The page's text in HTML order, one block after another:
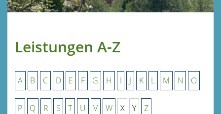
Leistungen A-Z
A B C D E F G H I J K L M N O
P Q R S T U V W X Y Z